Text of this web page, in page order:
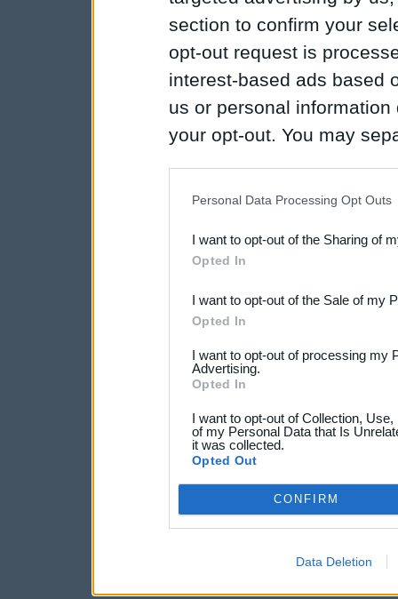
section to confirm your
opt-out request is
interest-based ads based
us or personal
your opt-out. You may
Downstream Participants
third parties.
Personal Data Processing Opt Outs
I want to opt-out of the Sharing of
Opted In
I want to opt-out of the Sale of my
Opted In
I want to opt-out of processing my
Advertising.
Opted In
I want to opt-out of Collection,
of my Personal Data that Is
it was collected.
Opted Out
CONFIRM
Data Deletion